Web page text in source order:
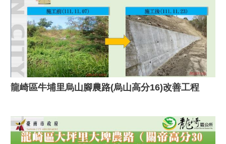
龍崎區牛埔里烏山腳農路(烏山高分16)改善工程